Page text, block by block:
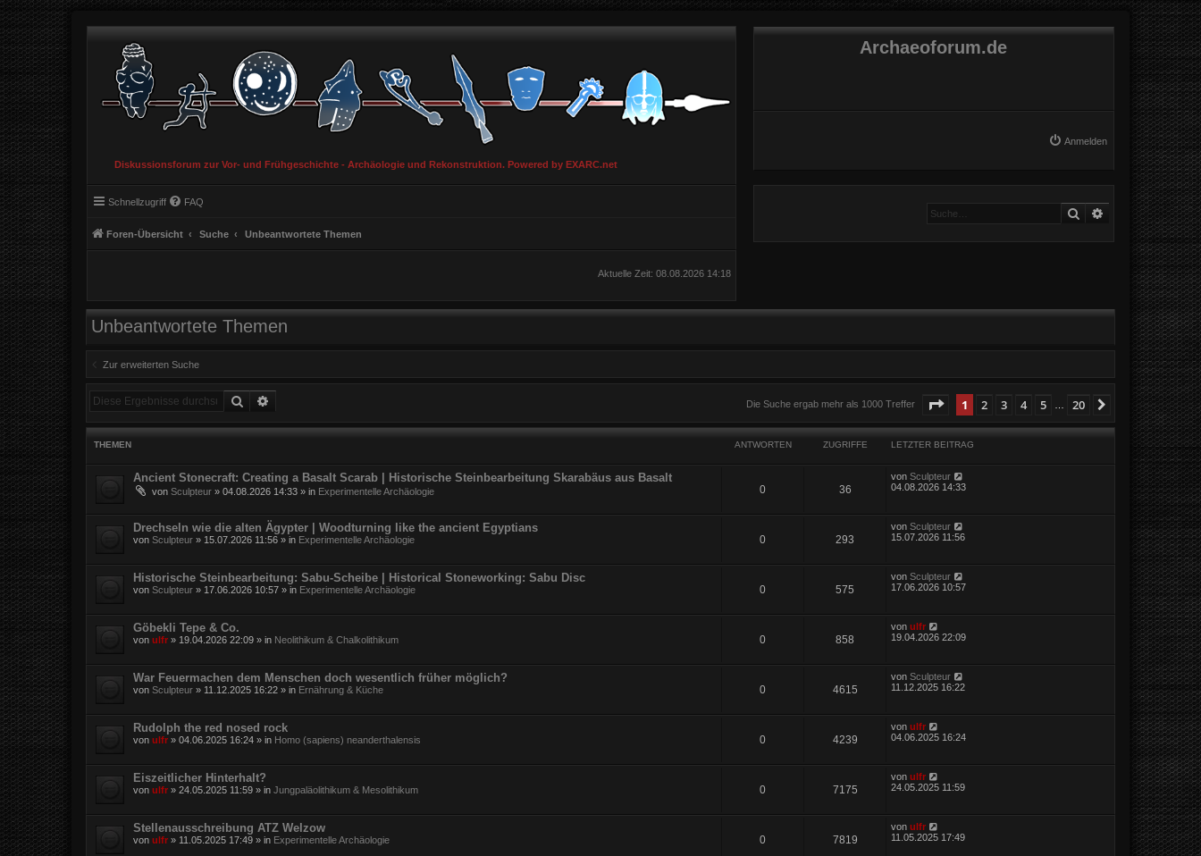
Diskussionsforum zur Vor- und Frühgeschichte - Archäologie und Rekonstruktion. Powered by EXARC.net
Archaeoforum.de
Anmelden
Schnellzugriff FAQ
Foren-Übersicht Suche Unbeantwortete Themen
Suche Erweiterte Suche
Aktuelle Zeit: 08.08.2026 14:18
Unbeantwortete Themen
Zur erweiterten Suche
Suche Die Suche ergab mehr als 1000 Treffer Seite von20
1 2 3 4 5 20 Nächste
THEMEN ANTWORTEN ZUGRIFFE LETZTER BEITRAG
Ancient Stonecraft: Creating a Basalt Scarab | Historische Steinbearbeitung Skarabäus aus Basalt
von Sculpteur » 04.08.2026 14:33 » in Experimentelle Archäologie 0 36
von Sculpteur
04.08.2026 14:33
Drechseln wie die alten Ägypter | Woodturning like the ancient Egyptians
von Sculpteur » 15.07.2026 11:56 » in Experimentelle Archäologie 0 293
von Sculpteur
15.07.2026 11:56
Historische Steinbearbeitung: Sabu-Scheibe | Historical Stoneworking: Sabu Disc
von Sculpteur » 17.06.2026 10:57 » in Experimentelle Archäologie 0 575
von Sculpteur
17.06.2026 10:57
Göbekli Tepe & Co.
von ulfr » 19.04.2026 22:09 » in Neolithikum & Chalkolithikum 0 858
von ulfr
19.04.2026 22:09
War Feuermachen dem Menschen doch wesentlich früher möglich?
von Sculpteur » 11.12.2025 16:22 » in Ernährung & Küche 0 4615
von Sculpteur
11.12.2025 16:22
Rudolph the red nosed rock
von ulfr » 04.06.2025 16:24 » in Homo (sapiens) neanderthalensis 0 4239
von ulfr
04.06.2025 16:24
Eiszeitlicher Hinterhalt?
von ulfr » 24.05.2025 11:59 » in Jungpaläolithikum & Mesolithikum 0 7175
von ulfr
24.05.2025 11:59
Stellenausschreibung ATZ Welzow
von ulfr » 11.05.2025 17:49 » in Experimentelle Archäologie 0 7819
von ulfr
11.05.2025 17:49